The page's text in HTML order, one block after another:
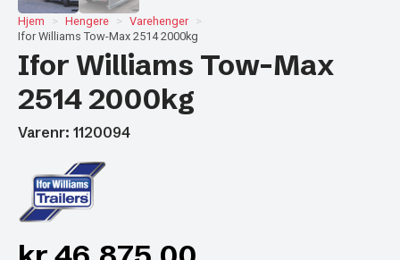
Hjem Hengere
Varehenger
Ifor Williams Tow-Max 2514 2000kg
Ifor Williams Tow-Max
2514 2000kg
Varenr: 1120094